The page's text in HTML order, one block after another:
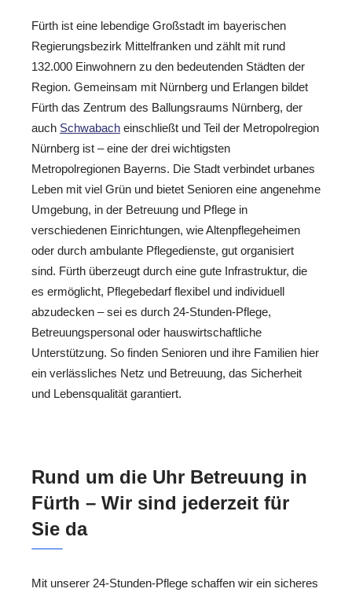
Fürth ist eine lebendige Großstadt im bayerischen
Regierungsbezirk Mittelfranken und zählt mit rund
132.000 Einwohnern zu den bedeutenden Städten der
Region. Gemeinsam mit Nürnberg und Erlangen bildet
Fürth das Zentrum des Ballungsraums Nürnberg, der
auch Schwabach einschließt und Teil der Metropolregion
Nürnberg ist – eine der drei wichtigsten
Metropolregionen Bayerns. Die Stadt verbindet urbanes
Leben mit viel Grün und bietet Senioren eine angenehme
Umgebung, in der Betreuung und Pflege in
verschiedenen Einrichtungen, wie Altenpflegeheimen
oder durch ambulante Pflegedienste, gut organisiert
sind. Fürth überzeugt durch eine gute Infrastruktur, die
es ermöglicht, Pflegebedarf flexibel und individuell
abzudecken – sei es durch 24-Stunden-Pflege,
Betreuungspersonal oder hauswirtschaftliche
Unterstützung. So finden Senioren und ihre Familien hier
ein verlässliches Netz und Betreuung, das Sicherheit
und Lebensqualität garantiert.
Rund um die Uhr Betreuung in
Fürth – Wir sind jederzeit für
Sie da
Mit unserer 24-Stunden-Pflege schaffen wir ein sicheres